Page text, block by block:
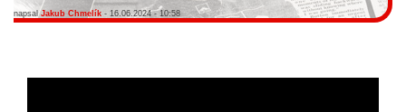
napsalJakub Chmelík - 16.06.2024 - 10:58